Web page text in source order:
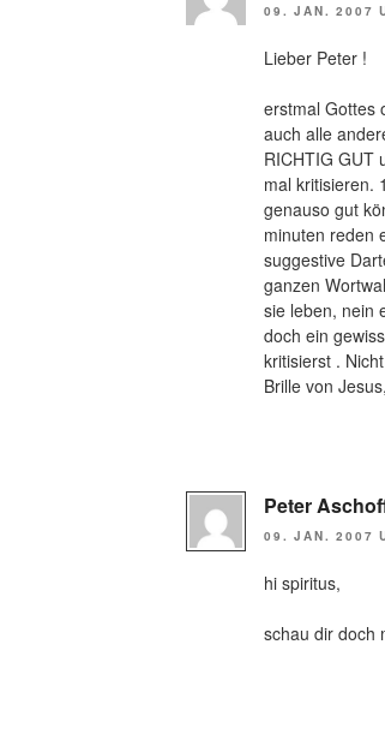
09. JAN. 2007
Lieber Peter !
erstmal Gottes
auch alle
RICHTIG GUT
mal kritisieren.
genauso gut
minuten reden
suggestive
ganzen
sie leben, nein
doch ein
kritisierst .
Brille von
Peter
09. JAN. 2007
hi spiritus,
schau dir doch